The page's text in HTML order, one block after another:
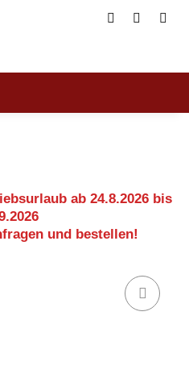
ab 24.8.2026 bis
und bestellen!